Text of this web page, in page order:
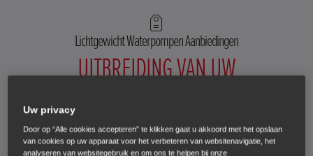
Lichtgewicht WaterpompenAanbiedingen
UITBREIDING VAN UW
WERKNEMERSBESTAND
Uw privacy
Door op “Alle cookies accepteren” te klikken gaat u akkoord met het opslaan
van cookies op uw apparaat voor het verbeteren van websitenavigatie, het
analyseren van websitegebruik en om ons te helpen bij onze